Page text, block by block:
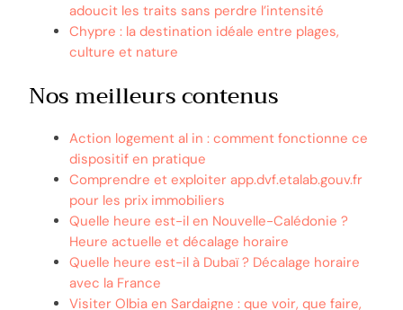
adoucit les traits sans perdre l’intensité
Chypre : la destination idéale entre plages,
culture et nature
Nos meilleurs contenus
Action logement al in : comment fonctionne ce
dispositif en pratique
Comprendre et exploiter app.dvf.etalab.gouv.fr
pour les prix immobiliers
Quelle heure est-il en Nouvelle-Calédonie ?
Heure actuelle et décalage horaire
Quelle heure est-il à Dubaï ? Décalage horaire
avec la France
Visiter Olbia en Sardaigne : que voir, que faire,